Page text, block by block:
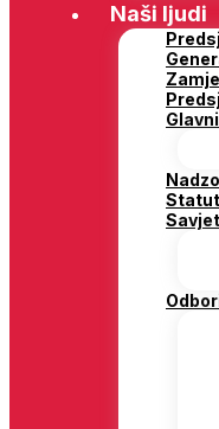
Naši ljudi